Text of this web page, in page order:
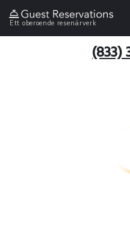
Ett oberoende resenärverk
(833)